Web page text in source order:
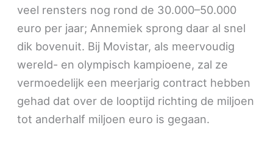
veel rensters nog rond de 30.000–50.000
euro per jaar; Annemiek sprong daar al snel
dik bovenuit. Bij Movistar, als meervoudig
wereld- en olympisch kampioene, zal ze
vermoedelijk een meerjarig contract hebben
gehad dat over de looptijd richting de miljoen
tot anderhalf miljoen euro is gegaan.